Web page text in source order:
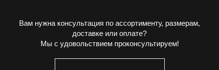
Вам нужна консультация по ассортименту, размерам,
доставке или оплате?
Мы с удовольствием проконсультируем!